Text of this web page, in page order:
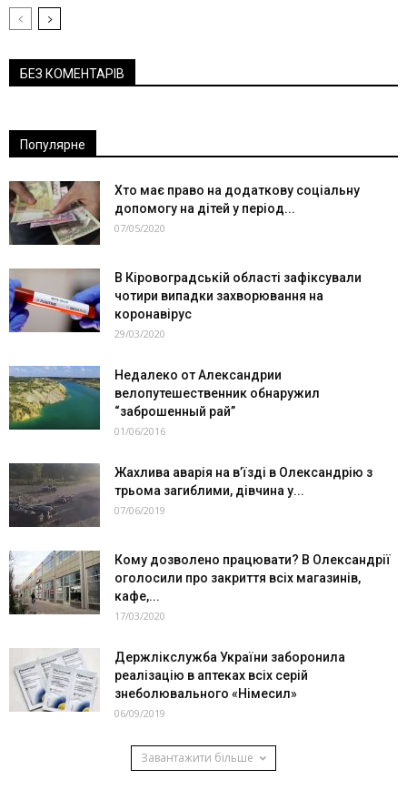
БЕЗ КОМЕНТАРІВ
Популярне
Хто має право на додаткову соціальну
допомогу на дітей у період...
07/05/2020
В Кіровоградській області зафіксували
чотири випадки захворювання на
коронавірус
29/03/2020
Недалеко от Александрии
велопутешественник обнаружил
“заброшенный рай”
01/06/2016
Жахлива аварія на в’їзді в Олександрію з
трьома загиблими, дівчина у...
07/06/2019
Кому дозволено працювати? В Олександрії
оголосили про закриття всіх магазинів,
кафе,...
17/03/2020
Держлікслужба України заборонила
реалізацію в аптеках всіх серій
знеболювального «Німесил»
06/09/2019
Завантажити більше